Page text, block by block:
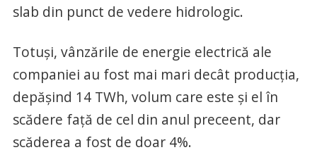
slab din punct de vedere hidrologic.
Totuși, vânzările de energie electrică ale
companiei au fost mai mari decât producția,
depășind 14 TWh, volum care este și el în
scădere față de cel din anul preceent, dar
scăderea a fost de doar 4%.